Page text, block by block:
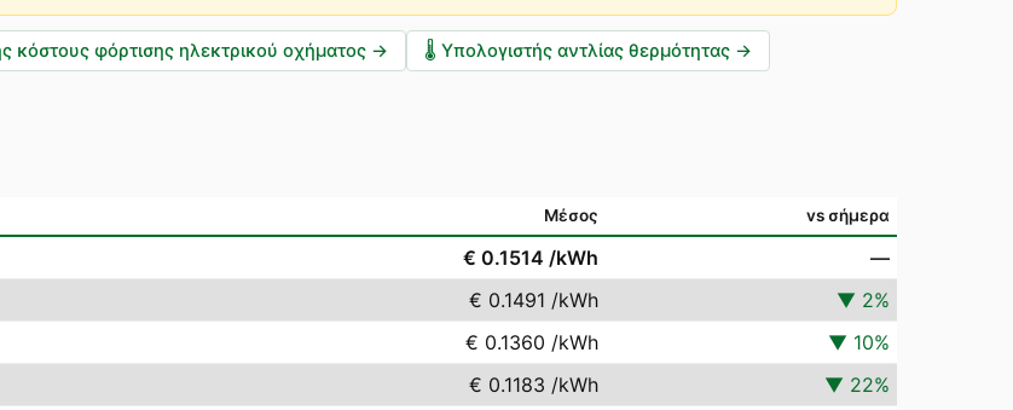
κόστους φόρτισης ηλεκτρικού οχήματος → 🌡️ Υπολογιστής αντλίας θερμότητας →
Μέσος vs σήμερα
€ 0.1514 /kWh
—
€ 0.1491 /kWh ▼ 2%
€ 0.1360 /kWh ▼ 10%
€ 0.1183 /kWh ▼ 22%